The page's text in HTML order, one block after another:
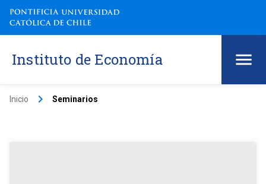
Instituto de Economía
Inicio keyboard_arrow_right Seminarios